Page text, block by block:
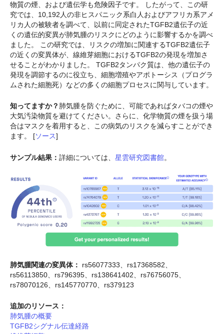
物質の煙、および遺伝学も危険因子です。 したがって、この研
究では、10,192人の非ヒスパニック系白人およびアフリカ系アメ
リカ人の被験者を調べて、以前に同定されたTGFB2遺伝子の近
くの遺伝的変異が肺気腫のリスクにどのように影響するかを調べ
ました。 この研究では、リスクの増加に関連するTGFB2遺伝子
の近くの変異体が、線維芽細胞におけるTGFB2の発現を増加さ
せることがわかりました。 TGFB2タンパク質は、他の遺伝子の
発現を調節するのに役立ち、細胞増殖やアポトーシス（プログラ
ムされた細胞死）などの多くの細胞プロセスに関与しています。
知ってますか？ 肺気腫を防ぐために、可能であればタバコの煙や
大気汚染物質を避けてください。さらに、化学物質の煙を扱う場
合はマスクを着用すると、この病気のリスクを減らすことができ
ます。 [ソース]
サンプル結果： 詳細については、 星雲研究図書館。
肺気腫関連の変異体：
rs56077333、rs17368582、
rs56113850、rs796395、rs138641402、rs76756075、
rs78070126、rs145770770、rs379123
追加のリソース：
肺気腫の概要
TGFB2シグナル伝達経路